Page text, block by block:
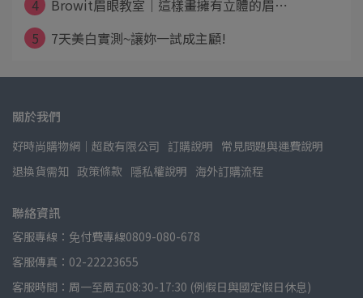
4
Browit眉眼教室｜這樣畫擁有立體的眉⋯
5
7天美白實測~讓妳一試成主顧!
關於我們
好時尚購物網│超啟有限公司 訂購說明 常見問題與運費說明
退換貨需知 政策條款 隱私權說明 海外訂購流程
聯絡資訊
客服專線：免付費專線0809-080-678
客服傳真：02-22223655
客服時間：周一至周五08:30-17:30 (例假日與國定假日休息)